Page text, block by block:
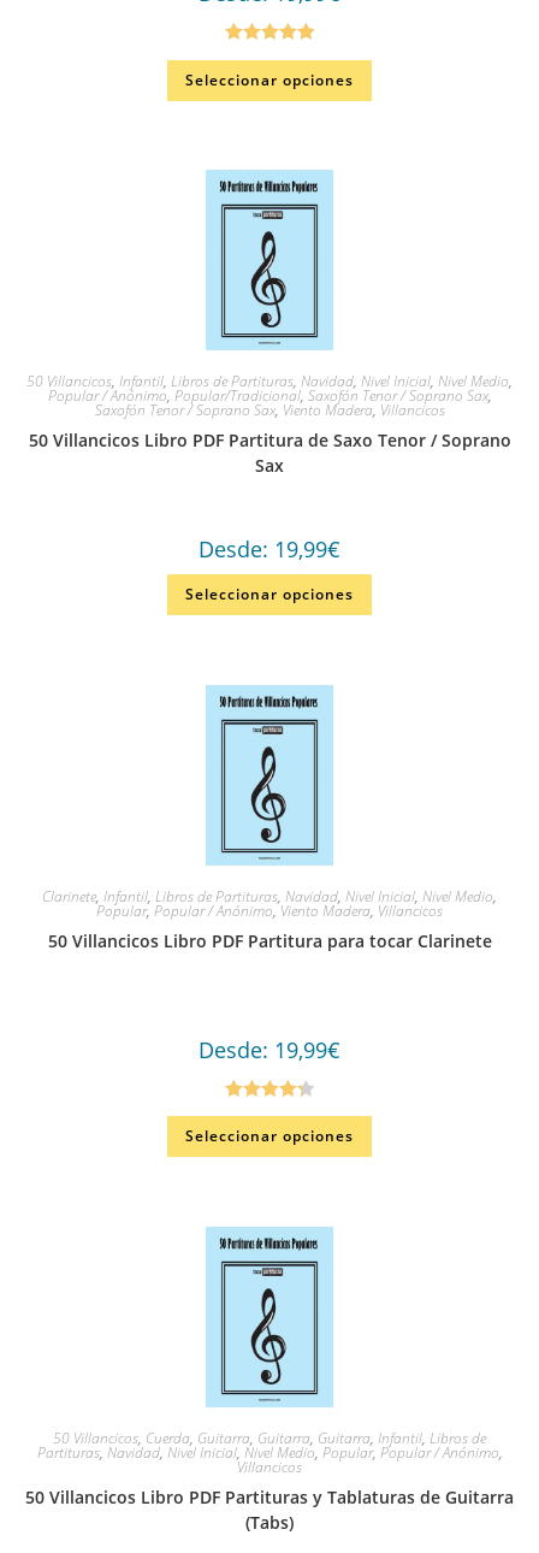
Valorado en
5.00de 5
Seleccionar opciones
50 Villancicos, Infantil, Libros de Partituras, Navidad, Nivel Inicial, Nivel Medio,
Popular / Anónimo, Popular/Tradicional, Saxofón Tenor / Soprano Sax,
Saxofón Tenor / Soprano Sax, Viento Madera, Villancicos
50 Villancicos Libro PDF Partitura de Saxo Tenor / Soprano
Sax
Desde: 19,99€
Seleccionar opciones
Clarinete, Infantil, Libros de Partituras, Navidad, Nivel Inicial, Nivel Medio,
Popular, Popular / Anónimo,Viento Madera, Villancicos
50 Villancicos Libro PDF Partitura para tocar Clarinete
Desde: 19,99€
Valorado
en4.33 de
Seleccionar opciones
50 Villancicos, Cuerda, Guitarra, Guitarra, Guitarra, Infantil, Libros de
Partituras, Navidad, Nivel Inicial, Nivel Medio, Popular, Popular / Anónimo,
Villancicos
50 Villancicos Libro PDF Partituras y Tablaturas de Guitarra
(Tabs)